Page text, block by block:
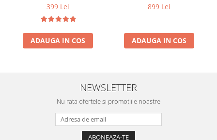
399 Lei
ADAUGA IN COS
899 Lei
ADAUGA IN COS
NEWSLETTER
Nu rata ofertele si promotiile noastre